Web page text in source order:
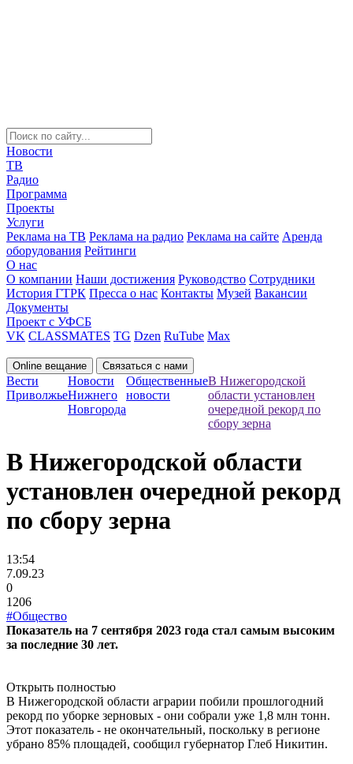
Новости
ТВ
Радио
Программа
Проекты
Услуги
Реклама на ТВ Реклама на радио Реклама на сайте Аренда
оборудования Рейтинги
О нас
О компании Наши достижения Руководство Сотрудники
История ГТРК Пресса о нас Контакты Музей Вакансии
Документы
Проект с УФСБ
VK CLASSMATES TG Dzen RuTube Max
Online вещание Связаться с нами
Вести
Приволжье
Новости
Нижнего
Новгорода
Общественные
новости
В Нижегородской
области установлен
очередной рекорд по
сбору зерна
В Нижегородской области
установлен очередной рекорд
по сбору зерна
13:54
7.09.23
0
1206
#Общество
Показатель на 7 сентября 2023 года стал самым высоким
за последние 30 лет.
Открыть полностью
В Нижегородской области аграрии побили прошлогодний
рекорд по уборке зерновых - они собрали уже 1,8 млн тонн.
Этот показатель - не окончательный, поскольку в регионе
убрано 85% площадей, сообщил губернатор Глеб Никитин.